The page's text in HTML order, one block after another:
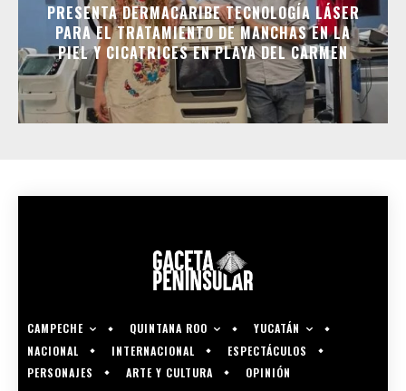
PRESENTA DERMACARIBE TECNOLOGÍA LÁSER
PARA EL TRATAMIENTO DE MANCHAS EN LA
PIEL Y CICATRICES EN PLAYA DEL CARMEN
CAMPECHE QUINTANA ROO
YUCATÁN
NACIONAL
INTERNACIONAL
ESPECTÁCULOS
PERSONAJES
ARTE Y CULTURA OPINIÓN